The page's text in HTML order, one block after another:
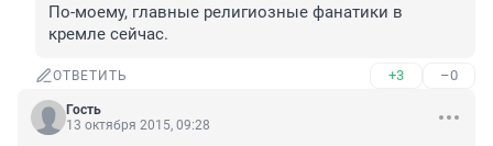
По-моему, главные религиозные фанатики в
кремле сейчас.
ОТВЕТИТЬ +3 –0
Гость
13 октября 2015, 09:28